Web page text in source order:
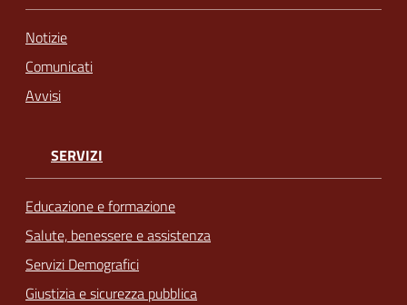
Notizie
Comunicati
Avvisi
SERVIZI
Educazione e formazione
Salute, benessere e assistenza
Servizi Demografici
Giustizia e sicurezza pubblica